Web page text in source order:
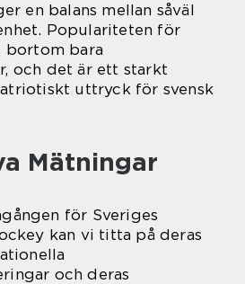
en balans mellan såväl
Populariteten för
bortom bara
och det är ett starkt
uttryck för svensk
Mätningar
för Sveriges
kan vi titta på deras
och deras